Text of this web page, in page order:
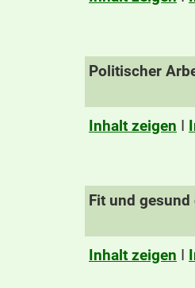
Politischer
Inhalt zeigen I
Fit und
Inhalt zeigen I